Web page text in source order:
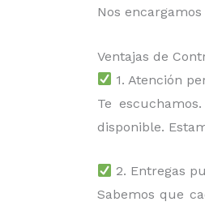
Nos
Ventajas de
1. Atención
Te
disponible.
2. Entregas
Sabemos que